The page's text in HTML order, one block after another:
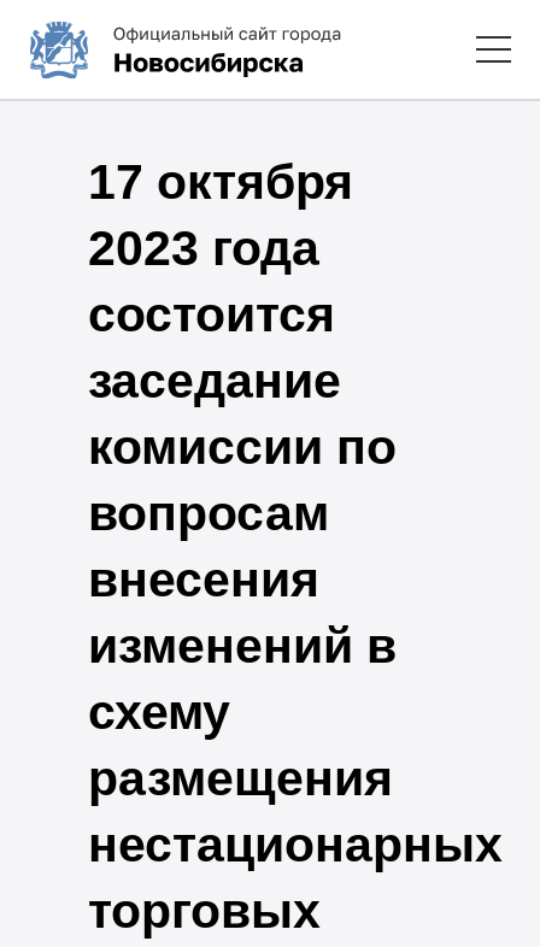
17 октября
2023 года
состоится
заседание
комиссии по
вопросам
внесения
изменений в
схему
размещения
нестационарных
торговых